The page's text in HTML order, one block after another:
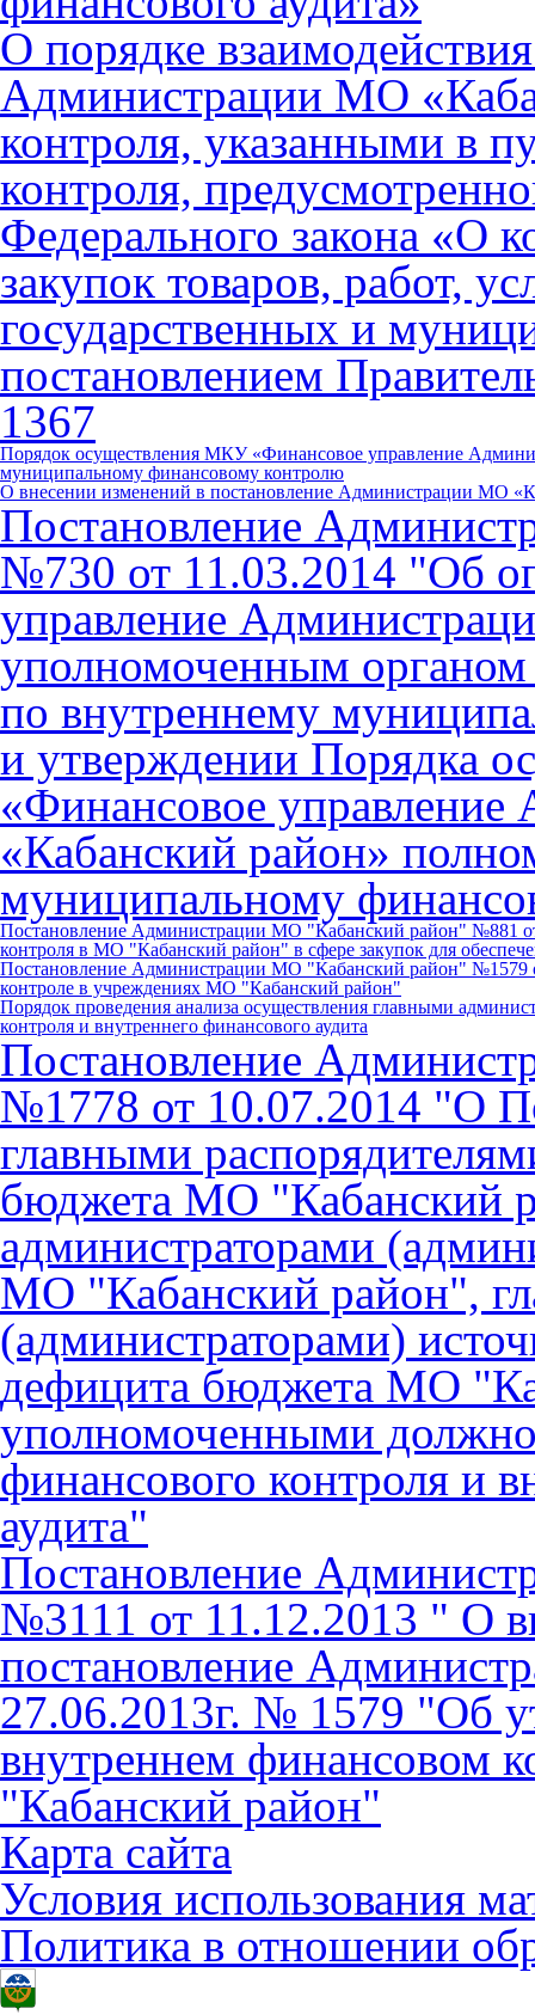
О порядке
Администрации МО
контроля, указанными в
контроля,
Федерального закона «О
закупок товаров, работ,
государственных и
постановлением
1367
Порядок осуществления МКУ «Финансовое управление
муниципальному финансовому контролю
О внесении изменений в постановление Администрации МО
Постановление
№730 от 11.03.2014 "Об
управление
уполномоченным
по внутреннему
и утверждении Порядка
«Финансовое
«Кабанский район»
муниципальному
Постановление Администрации МО "Кабанский район" №881
контроля в МО "Кабанский район" в сфере закупок для
Постановление Администрации МО "Кабанский район" №1579
контроле в учреждениях МО "Кабанский район"
Порядок проведения анализа осуществления главными
контроля и внутреннего финансового аудита
Постановление
№1778 от 10.07.2014 "О
главными
бюджета МО "Кабанский
администраторами
МО "Кабанский район",
(администраторами)
дефицита бюджета МО
уполномоченными
финансового контроля и
аудита"
Постановление
№3111 от 11.12.2013 " О
постановление
27.06.2013г. № 1579 "Об
внутреннем финансовом
"Кабанский район"
Карта сайта
Условия использования
Политика в отношении